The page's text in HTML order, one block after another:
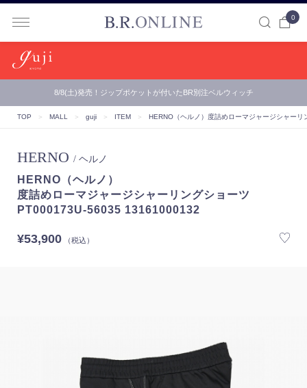
0
8/8(土)発売！ジップポケットが付いたBR別注ベルウィッチ
TOP ＞ MALL ＞ guji ＞ ITEM ＞ HERNO（ヘルノ） 度詰めローマジャージシャー
HERNO / ヘルノ
HERNO（ヘルノ）
度詰めローマジャージシャーリングショーツ
PT000173U-56035 13161000132
¥53,900（税込）